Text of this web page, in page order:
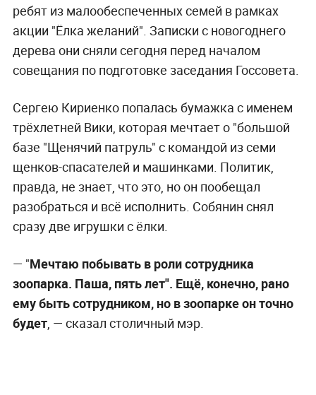
ребят из малообеспеченных семей в рамках
акции "Ёлка желаний". Записки с новогоднего
дерева они сняли сегодня перед началом
совещания по подготовке заседания Госсовета.
Сергею Кириенко попалась бумажка с именем
трёхлетней Вики, которая мечтает о "большой
базе "Щенячий патруль" с командой из семи
щенков-спасателей и машинками. Политик,
правда, не знает, что это, но он пообещал
разобраться и всё исполнить. Собянин снял
сразу две игрушки с ёлки.
— "Мечтаю побывать в роли сотрудника
зоопарка. Паша, пять лет". Ещё, конечно, рано
ему быть сотрудником, но в зоопарке он точно
будет, — сказал столичный мэр.